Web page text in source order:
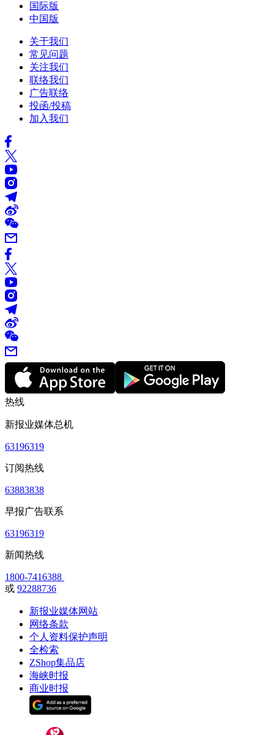
国际版
中国版
关于我们
常见问题
关注我们
联络我们
广告联络
投函/投稿
加入我们
热线
新报业媒体总机
63196319
订阅热线
63883838
早报广告联系
63196319
新闻热线
1800-7416388
或 92288736
新报业媒体网站
网络条款
个人资料保护声明
全检索
ZShop集品店
海峡时报
商业时报